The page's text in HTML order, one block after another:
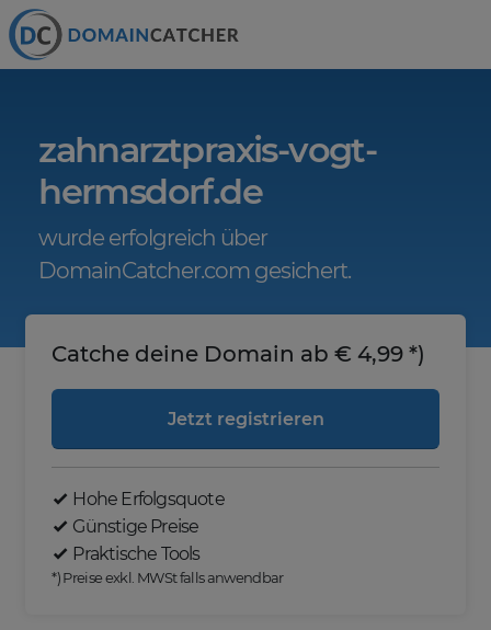
zahnarztpraxis-vogt-
hermsdorf.de
wurde erfolgreich über
DomainCatcher.com gesichert.
Catche deine Domain ab € 4,99 *)
Jetzt registrieren
Hohe Erfolgsquote
Günstige Preise
Praktische Tools
*) Preise exkl. MWSt falls anwendbar